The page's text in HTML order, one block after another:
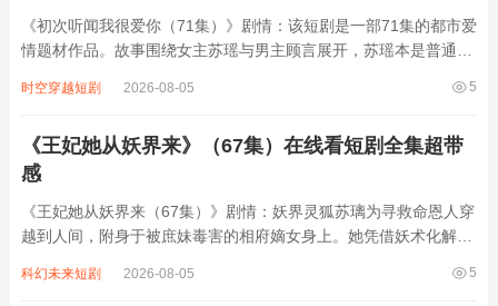
《初次听闻我很爱你（71集）》剧情：该短剧是一部71集的都市爱
情题材作品。故事围绕女主苏瑶与男主顾言展开，苏瑶本是普通女
两人在相处中渐生情愫，可顾言的家庭和复杂商业关系给他们的感
5
时空穿越短剧 2026-08-05
《王妃她从妖界来》（67集）在线看短剧全集超带
感
《王妃她从妖界来（67集）》剧情：妖界灵狐苏璃为寻救命恩人穿
越到人间，附身于被庶妹毒害的相府嫡女身上。她凭借妖术化解重
百姓爱戴。原想低调寻人，却因出众容貌与才智被皇帝赐婚给冷面
5
科幻未来短剧 2026-08-05